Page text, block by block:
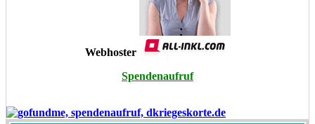
Webhoster
Spendenaufruf